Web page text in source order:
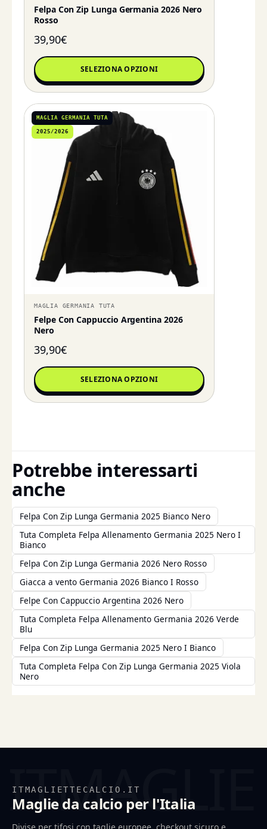
Felpa Con Zip Lunga Germania 2026 Nero
Rosso
39,90€
SELEZIONA OPZIONI
MAGLIA GERMANIA TUTA
2025/2026
MAGLIA GERMANIA TUTA
Felpe Con Cappuccio Argentina 2026
Nero
39,90€
SELEZIONA OPZIONI
Potrebbe interessarti
anche
Felpa Con Zip Lunga Germania 2025 Bianco Nero
Tuta Completa Felpa Allenamento Germania 2025 Nero I
Bianco
Felpa Con Zip Lunga Germania 2026 Nero Rosso
Giacca a vento Germania 2026 Bianco I Rosso
Felpe Con Cappuccio Argentina 2026 Nero
Tuta Completa Felpa Allenamento Germania 2026 Verde
Blu
Felpa Con Zip Lunga Germania 2025 Nero I Bianco
Tuta Completa Felpa Con Zip Lunga Germania 2025 Viola
Nero
ITMAGLIETTECALCIO.IT
Maglie da calcio per l'Italia
Divise per tifosi con taglie europee, checkout sicuro e